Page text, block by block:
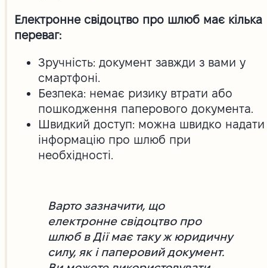
Електронне свідоцтво про шлюб має кілька
переваг:
Зручність: документ завжди з вами у
смартфоні.
Безпека: немає ризику втрати або
пошкодження паперового документа.
Швидкий доступ: можна швидко надати
інформацію про шлюб при
необхідності.
Варто зазначити, що
електронне свідоцтво про
шлюб в Дії має таку ж юридичну
силу, як і паперовий документ.